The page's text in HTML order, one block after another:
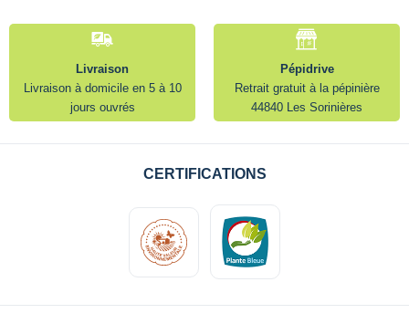
Livraison
Livraison à domicile en 5 à 10
jours ouvrés
Pépidrive
Retrait gratuit à la pépinière
44840 Les Sorinières
CERTIFICATIONS